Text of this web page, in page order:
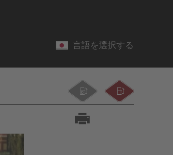
言語を選択する